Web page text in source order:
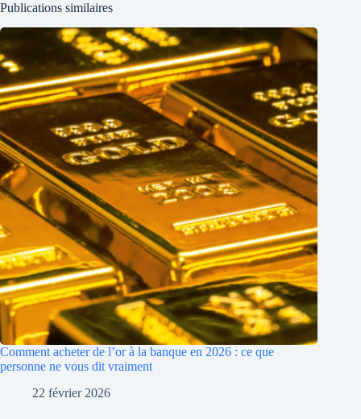
Publications similaires
Comment acheter de l’or à la banque en 2026 : ce que
personne ne vous dit vraiment
22 février 2026